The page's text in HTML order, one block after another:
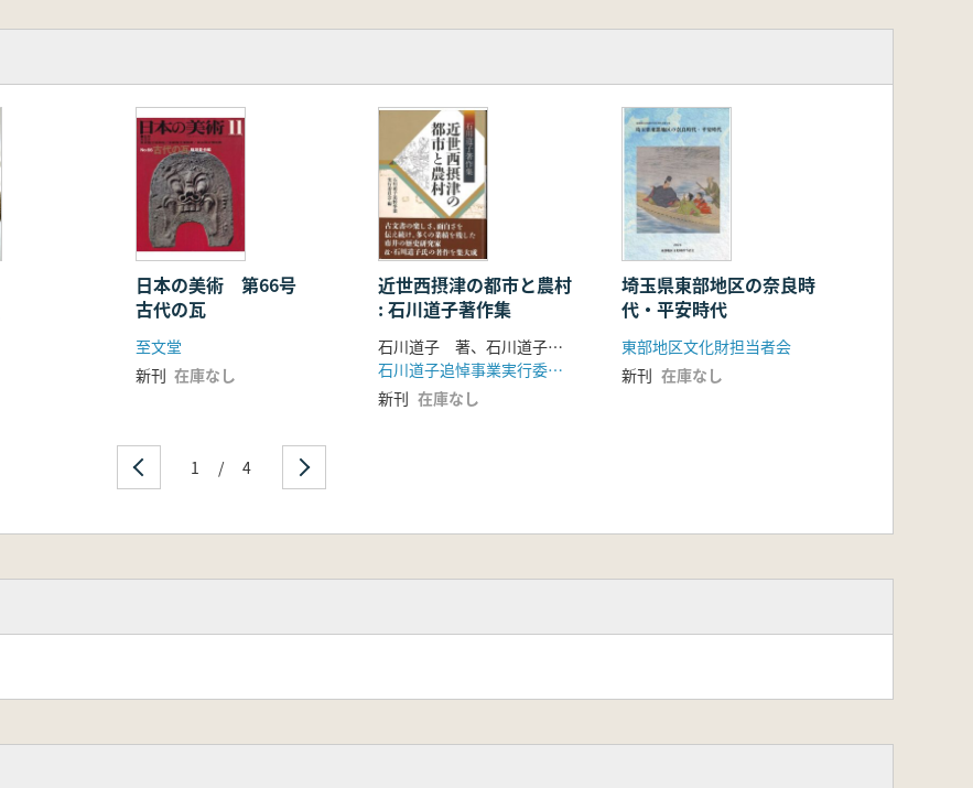
日本の美術 第66号
古代の瓦
至文堂
新刊 在庫なし
近世西摂津の都市と農村
: 石川道子著作集
石川道子 著、石川道子追悼事業実行委員会 編
石川道子追悼事業実行委員会、神戸新聞総合出版センター (制作・発売)
新刊 在庫なし
埼玉県東部地区の奈良時
代・平安時代
東部地区文化財担当者会
新刊 在庫なし
1 / 4